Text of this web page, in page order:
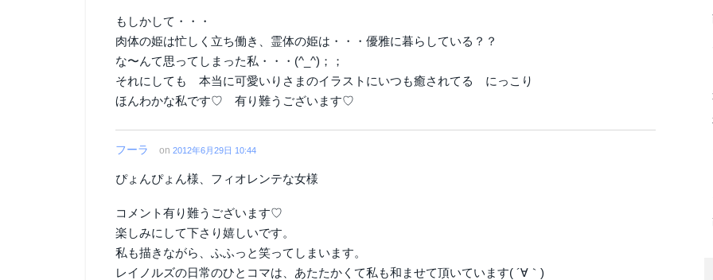
もしかして・・・
肉体の姫は忙しく立ち働き、霊体の姫は・・・優雅に暮らしている？？
な〜んて思ってしまった私・・・(^_^)；；
それにしても 本当に可愛いりさまのイラストにいつも癒されてる にっこり
ほんわかな私です♡ 有り難うございます♡
フーラ on 2012年6月29日 10:44
ぴょんぴょん様、フィオレンテな女様
コメント有り難うございます♡
楽しみにして下さり嬉しいです。
私も描きながら、ふふっと笑ってしまいます。
レイノルズの日常のひとコマは、あたたかくて私も和ませて頂いています( ´∀｀)